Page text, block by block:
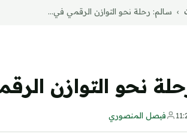
› سالم: رحلة نحو التوازن الرقمي في...
نحو التوازن
فيصل المنصوري